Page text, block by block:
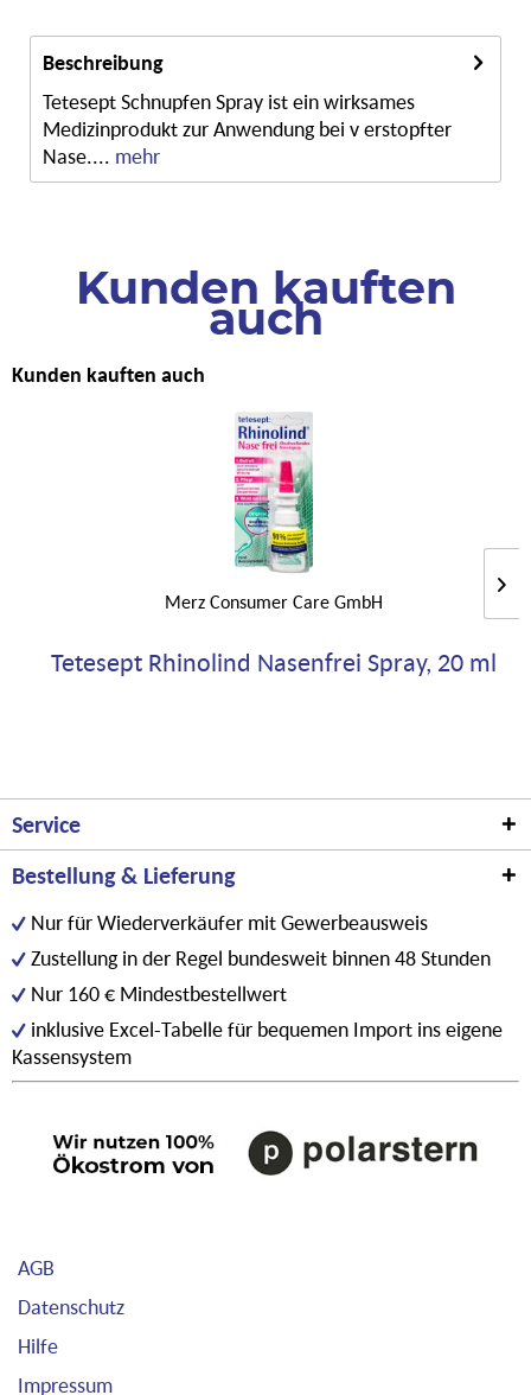
Beschreibung
Tetesept Schnupfen Spray ist ein wirksames
Medizinprodukt zur Anwendung bei v erstopfter
Nase.... mehr
Kunden kauften
auch
Kunden kauften auch
Merz Consumer Care GmbH
Tetesept Rhinolind Nasenfrei Spray, 20 ml
Service
Bestellung & Lieferung
Nur für Wiederverkäufer mit Gewerbeausweis
Zustellung in der Regel bundesweit binnen 48 Stunden
Nur 160 € Mindestbestellwert
inklusive Excel-Tabelle für bequemen Import ins eigene
Kassensystem
AGB
Datenschutz
Hilfe
Impressum